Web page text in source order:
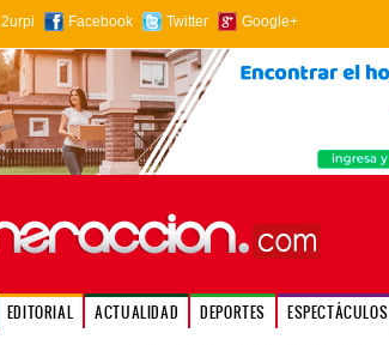
2urpi Facebook Twitter Google+
EDITORIAL ACTUALIDAD DEPORTES ESPECTÁCULOS